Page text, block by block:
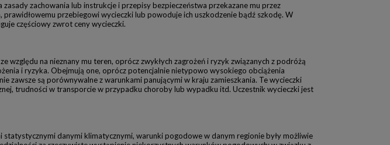
zachowania lub instrukcje i przepisy bezpieczeństwa przekazane mu przez
przebiegowi wycieczki lub powoduje ich uszkodzenie bądź szkodę. W
częściowy zwrot ceny wycieczki.
na nieznany mu teren, oprócz zwykłych zagrożeń i ryzyk związanych z podróżą
i ryzyka. Obejmują one, oprócz potencjalnie nietypowo wysokiego obciążenia
zawsze są porównywalne z warunkami panującymi w kraju zamieszkania. Te wycieczki
trudności w transporcie w przypadku choroby lub wypadku itd. Uczestnik wycieczki jest
danymi klimatycznymi, warunki pogodowe w danym regionie były możliwie